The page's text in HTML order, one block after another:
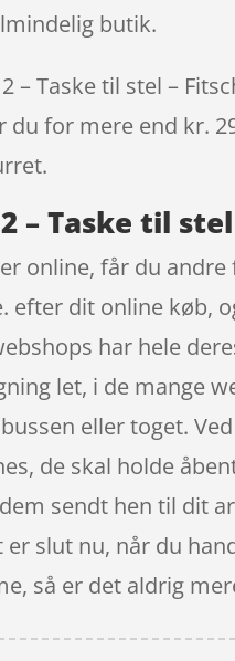
butik.
2 – Taske til stel –
du for mere end kr.
2 – Taske til
online, får du
efter dit online køb,
har hele
let, i de mange
eller toget.
de skal holde
sendt hen til dit
er slut nu, når du
så er det aldrig